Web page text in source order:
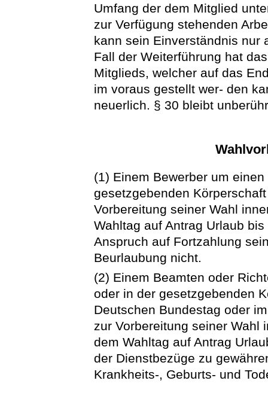
Umfang der dem Mitglied
zur Verfügung stehenden
kann sein Einverständnis nur
Fall der Weiterführung hat
Mitglieds, welcher auf das
im voraus gestellt wer- den
neuerlich. § 30 bleibt
(1) Einem Bewerber um
gesetzgebenden
Vorbereitung seiner Wahl
Wahltag auf Antrag Urlaub
Anspruch auf Fortzahlung
Beurlaubung nicht.
(2) Einem Beamten oder
oder in der gesetzgebenden
Deutschen Bundestag oder
zur Vorbereitung seiner Wahl
dem Wahltag auf Antrag
der Dienstbezüge zu
Krankheits-, Geburts- und